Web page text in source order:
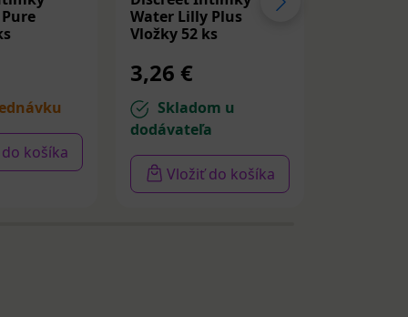
košíka
Water Lilly Plus
Vložky 52 ks
3,26 €
Skladom u
dodávateľa
Vložiť do košíka